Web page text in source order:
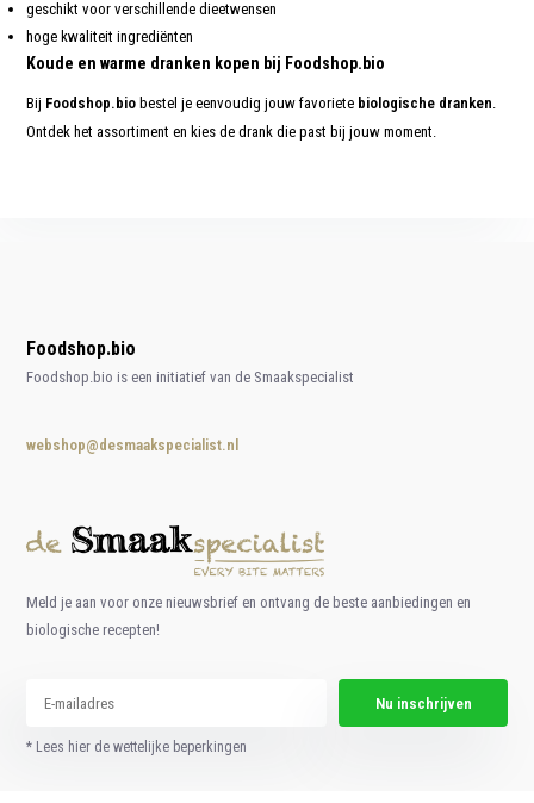
geschikt voor verschillende dieetwensen
hoge kwaliteit ingrediënten
Koude en warme dranken kopen bij Foodshop.bio
Bij Foodshop.bio bestel je eenvoudig jouw favoriete biologische dranken.
Ontdek het assortiment en kies de drank die past bij jouw moment.
Foodshop.bio
Foodshop.bio is een initiatief van de Smaakspecialist
webshop@desmaakspecialist.nl
Meld je aan voor onze nieuwsbrief en ontvang de beste aanbiedingen en
biologische recepten!
Nu inschrijven
* Lees hier de wettelijke beperkingen